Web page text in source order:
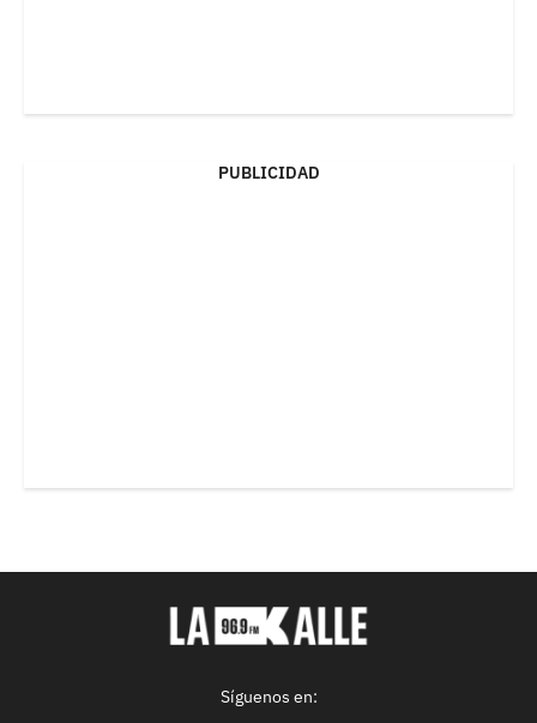
PUBLICIDAD
Síguenos en: